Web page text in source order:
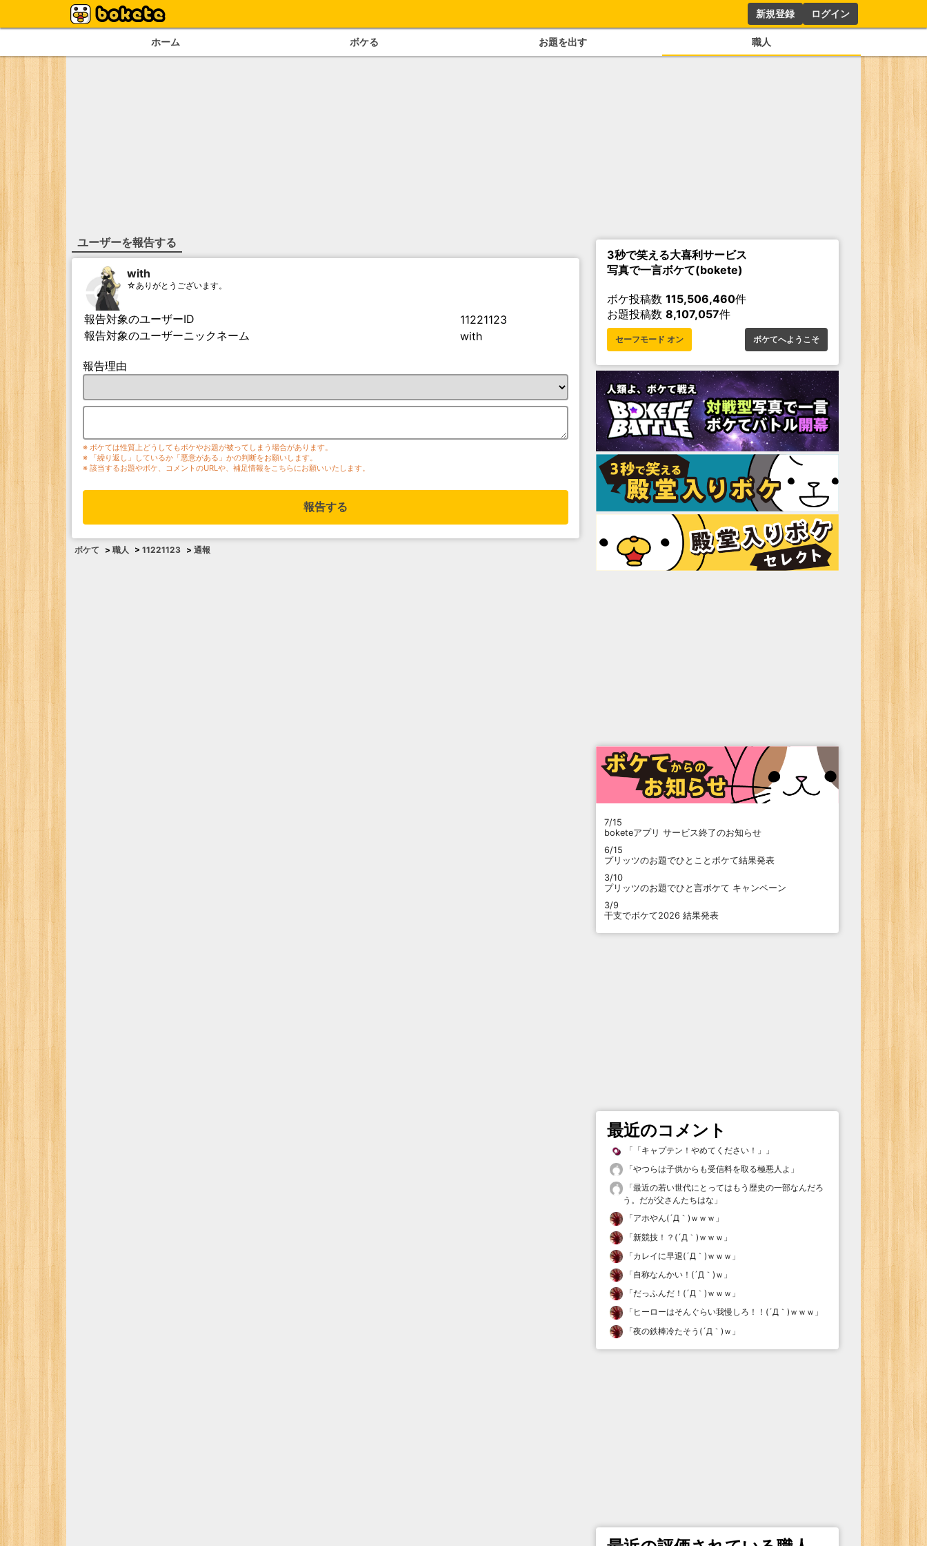
新規登録 ログイン
ホーム ボケる お題を出す 職人
ユーザーを報告する
with
☆ありがとうございます。
報告対象のユーザーID
11221123
報告対象のユーザーニックネーム
with
報告理由
※ ボケては性質上どうしてもボケやお題が被ってしまう場合があります。
※ 「繰り返し」しているか「悪意がある」かの判断をお願いします。
※ 該当するお題やボケ、コメントのURLや、補足情報をこちらにお願いいたします。
報告する
ボケて > 職人 > 11221123 > 通報
3秒で笑える大喜利サービス
写真で一言ボケて(bokete)
ボケ投稿数 115,506,460件
お題投稿数 8,107,057件
セーフモード オン ボケてへようこそ
7/15
boketeアプリ サービス終了のお知らせ
6/15
プリッツのお題でひとことボケて結果発表
3/10
プリッツのお題でひと言ボケて キャンペーン
3/9
干支でボケて2026 結果発表
最近のコメント
「 「キャプテン！やめてください！」
」
「やつらは子供からも受信料を取る極悪人よ 」
「最近の若い世代にとってはもう歴史の一部なんだろ
う。だが父さんたちはな 」
「アホやん(´Д｀)ｗｗｗ 」
「新競技！？(´Д｀)ｗｗｗ 」
「カレイに早退(´Д｀)ｗｗｗ 」
「自称なんかい！(´Д｀)ｗ 」
「だっふんだ！(´Д｀)ｗｗｗ 」
「 ヒーローはそんぐらい我慢しろ！！(´Д｀)ｗｗｗ 」
「夜の鉄棒冷たそう(´Д｀)ｗ 」